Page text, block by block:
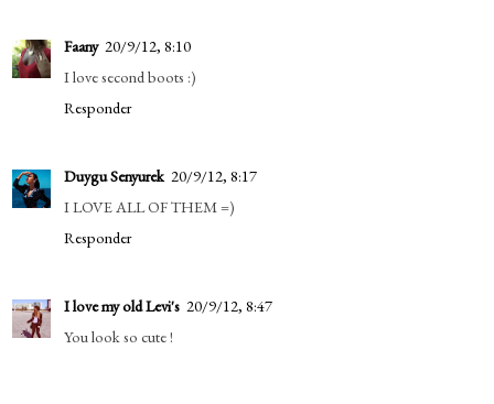
Faany 20/9/12, 8:10
I love second boots :)
Responder
Duygu Senyurek 20/9/12, 8:17
I LOVE ALL OF THEM =)
Responder
I love my old Levi's 20/9/12, 8:47
You look so cute !